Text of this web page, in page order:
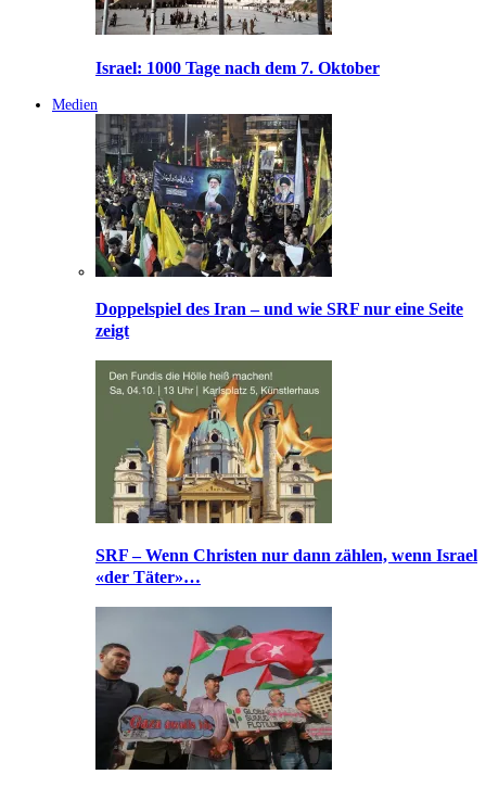
Israel: 1000 Tage nach dem 7. Oktober
Medien
Doppelspiel des Iran – und wie SRF nur eine Seite
zeigt
SRF – Wenn Christen nur dann zählen, wenn Israel
«der Täter»…